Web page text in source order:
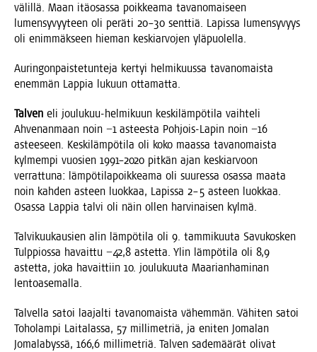
välil­lä. Maan itä­osas­sa poik­kea­ma tavan­omai­seen
lumen­sy­vyy­teen oli perä­ti 20–30 sent­tiä. Lapis­sa lumen­sy­vyys
oli enim­mäk­seen hie­man kes­kiar­vo­jen yläpuolella.
Aurin­gon­pais­te­tun­te­ja ker­tyi hel­mi­kuus­sa tavan­omais­ta
enem­män Lap­pia lukuun ottamatta.
Tal­ven eli jou­lu­kuu-hel­mi­kuun kes­ki­läm­pö­ti­la vaih­te­li
Ahve­nan­maan noin −1 astees­ta Poh­jois-Lapin noin −16
astee­seen. Kes­ki­läm­pö­ti­la oli koko maas­sa tavan­omais­ta
kyl­mem­pi vuo­sien 1991–2020 pit­kän ajan kes­kiar­voon
ver­rat­tu­na: läm­pö­ti­la­poik­kea­ma oli suu­res­sa osas­sa maa­ta
noin kah­den asteen luok­kaa, Lapis­sa 2–5 asteen luok­kaa.
Osas­sa Lap­pia tal­vi oli näin ollen har­vi­nai­sen kylmä.
Tal­vi­kuu­kausien alin läm­pö­ti­la oli 9. tam­mi­kuu­ta Savu­kos­ken
Tulp­pios­sa havait­tu −42,8 astet­ta. Ylin läm­pö­ti­la oli 8,9
astet­ta, joka havait­tiin 10. jou­lu­kuu­ta Maa­rian­ha­mi­nan
lentoasemalla.
Tal­vel­la satoi laa­jal­ti tavan­omais­ta vähem­män. Vähi­ten satoi
Toho­lam­pi Lai­ta­las­sa, 57 mil­li­met­riä, ja eni­ten Joma­lan
Joma­la­bys­sä, 166,6 mil­li­met­riä. Tal­ven sade­mää­rät oli­vat